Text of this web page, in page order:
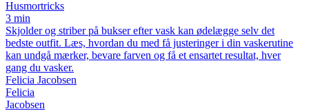
Husmortricks
3 min
Skjolder og striber på bukser efter vask kan ødelægge selv det
bedste outfit. Læs, hvordan du med få justeringer i din vaskerutine
kan undgå mærker, bevare farven og få et ensartet resultat, hver
gang du vasker.
Felicia Jacobsen
Felicia
Jacobsen